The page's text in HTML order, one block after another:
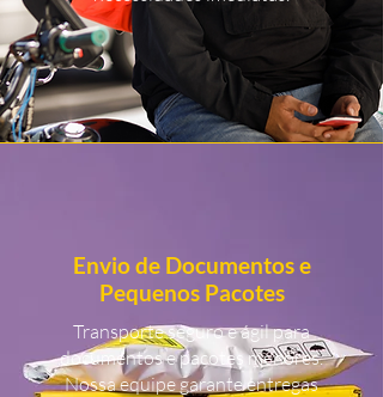
Envio de Documentos e
Pequenos Pacotes
Transporte seguro e ágil para
documentos e pacotes menores.
Nossa equipe garante entregas